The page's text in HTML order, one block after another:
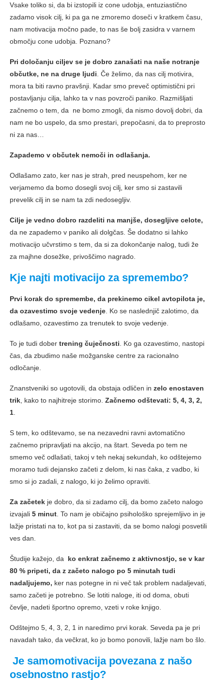
Vsake toliko si, da bi izstopili iz cone udobja, entuziastično
zadamo visok cilj, ki pa ga ne zmoremo doseči v kratkem času,
nam motivacija močno pade, to nas še bolj zasidra v varnem
območju cone udobja. Poznano?
Pri določanju ciljev se je dobro zanašati na naše notranje
občutke, ne na druge ljudi . Če želimo, da nas cilj motivira,
mora ta biti ravno pravšnji. Kadar smo preveč optimistični pri
postavljanju cilja, lahko ta v nas povzroči paniko. Razmišljati
začnemo o tem, da ne bomo zmogli, da nismo dovolj dobri, da
nam ne bo uspelo, da smo prestari, prepočasni, da to preprosto
ni za nas…
Zapademo v občutek nemoči in odlašanja.
Odlašamo zato, ker nas je strah, pred neuspehom, ker ne
verjamemo da bomo dosegli svoj cilj, ker smo si zastavili
prevelik cilj in se nam ta zdi nedosegljiv.
Cilje je vedno dobro razdeliti na manjše, dosegljive celote,
da ne zapademo v paniko ali dolgčas. Še dodatno si lahko
motivacijo učvrstimo s tem, da si za dokončanje nalog, tudi že
za majhne dosežke, privoščimo nagrado.
Kje najti motivacijo za spremembo?
Prvi korak do spremembe, da prekinemo cikel avtopilota je,
da ozavestimo svoje vedenje . Ko se naslednjič zalotimo, da
odlašamo, ozavestimo za trenutek to svoje vedenje.
To je tudi dober trening čuječnosti . Ko ga ozavestimo, nastopi
čas, da zbudimo naše možganske centre za racionalno
odločanje.
Znanstveniki so ugotovili, da obstaja odličen in zelo enostaven
trik , kako to najhitreje storimo. Začnemo odštevati: 5, 4, 3, 2,
1
S tem, ko odštevamo, se na nezavedni ravni avtomatično
začnemo pripravljati na akcijo, na štart. Seveda po tem ne
smemo več odlašati, takoj v teh nekaj sekundah, ko odštejemo
moramo tudi dejansko začeti z delom, ki nas čaka, z vadbo, ki
smo si jo zadali, z nalogo, ki jo želimo opraviti.
Za začetek je dobro, da si zadamo cilj, da bomo začeto nalogo
izvajali 5 minut . To nam je običajno psihološko sprejemljivo in je
lažje pristati na to, kot pa si zastaviti, da se bomo nalogi posvetili
ves dan.
Študije kažejo, da ko enkrat začnemo z aktivnostjo, se v kar
80 % pripeti, da z začeto nalogo po 5 minutah tudi
nadaljujemo, ker nas potegne in ni več tak problem nadaljevati,
samo začeti je potrebno. Se lotiti naloge, iti od doma, obuti
čevlje, nadeti športno opremo, vzeti v roke knjigo.
Odštejmo 5, 4, 3, 2, 1 in naredimo prvi korak. Seveda pa je pri
navadah tako, da večkrat, ko jo bomo ponovili, lažje nam bo šlo.
Je samomotivacija povezana z našo
osebnostno rastjo?